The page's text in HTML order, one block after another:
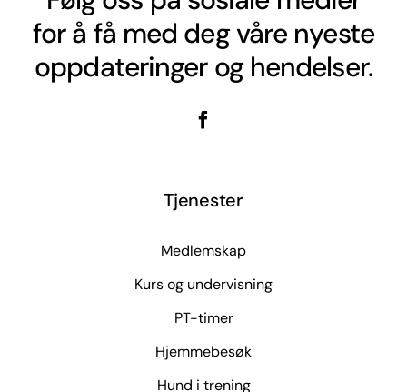
for å få med deg våre nyeste
oppdateringer og hendelser.
Tjenester
Medlemskap
Kurs og undervisning
PT-timer
Hjemmebesøk
Hund i trening